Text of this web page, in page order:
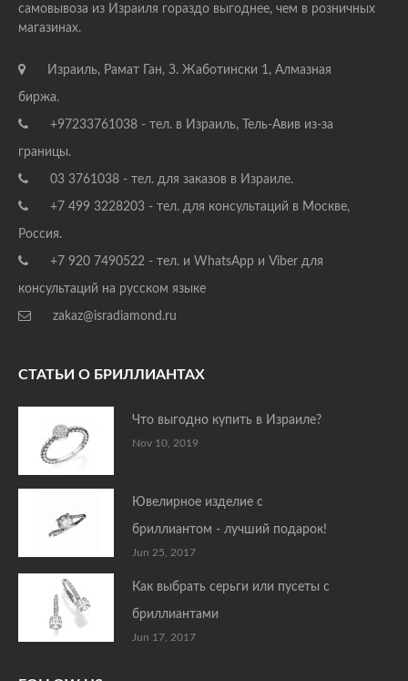
самовывоза из Израиля гораздо выгоднее, чем в розничных
магазинах.
Израиль, Рамат Ган, З. Жаботински 1, Алмазная
биржа.
+97233761038 - тел. в Израиль, Тель-Авив из-за
границы.
03 3761038 - тел. для заказов в Израиле.
+7 499 3228203 - тел. для консультаций в Москве,
Россия.
+7 920 7490522 - тел. и WhatsApp и Viber для
консультаций на русском языке
zakaz@isradiamond.ru
СТАТЬИ О БРИЛЛИАНТАХ
Что выгодно купить в Израиле?
Nov 10, 2019
Ювелирное изделие с
бриллиантом - лучший подарок!
Jun 25, 2017
Как выбрать серьги или пусеты с
бриллиантами
Jun 17, 2017